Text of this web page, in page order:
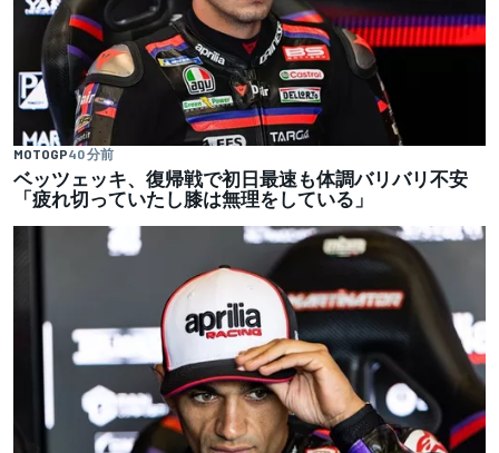
MOTOGP40 分前
ベッツェッキ、復帰戦で初日最速も体調バリバリ不安
「疲れ切っていたし膝は無理をしている」